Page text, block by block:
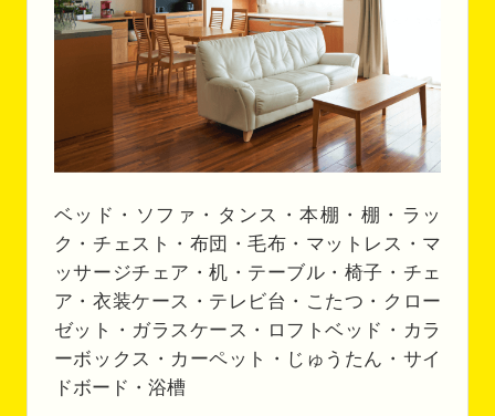
ベッド・ソファ・タンス・本棚・棚・ラッ
ク・チェスト・布団・毛布・マットレス・マ
ッサージチェア・机・テーブル・椅子・チェ
ア・衣装ケース・テレビ台・こたつ・クロー
ゼット・ガラスケース・ロフトベッド・カラ
ーボックス・カーペット・じゅうたん・サイ
ドボード・浴槽